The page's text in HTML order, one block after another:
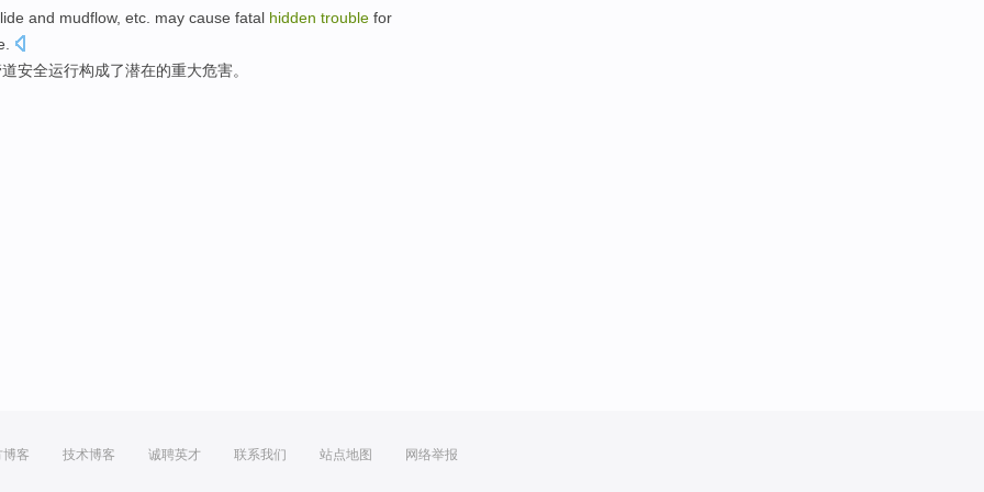
and mudflow, etc. may cause fatal hidden trouble for
安全运行构成了潜在的重大危害。
博客 技术博客 诚聘英才 联系我们 站点地图 网络举报